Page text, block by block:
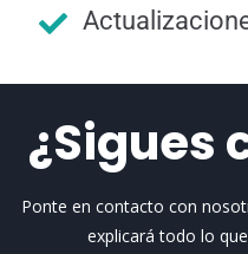
¿Sigues
Ponte en contacto con
explicará todo lo